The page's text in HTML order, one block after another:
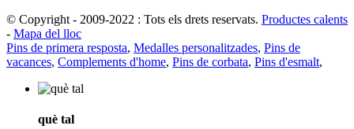
© Copyright - 2009-2022 : Tots els drets reservats. Productes calents
- Mapa del lloc
Pins de primera resposta, Medalles personalitzades, Pins de
vacances, Complements d'home, Pins de corbata, Pins d'esmalt,
què tal